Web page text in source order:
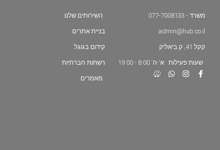
משרד - 077-7008133
admin@hub.co.il
קקל 41, ק.ביאליק
שעות פעילות : א'-ה' 8:00 - 19:00
השירותים שלנו
בניית אתרים
קידום בגוגל
רשתות חברתיות
מאמרים